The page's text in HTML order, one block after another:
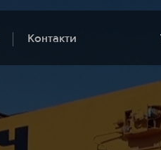
Контакти